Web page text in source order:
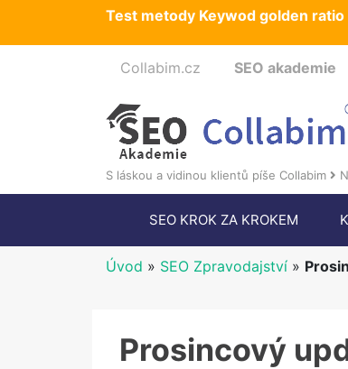
Test metody Keywod golden
Collabim.cz SEO akademie
S láskou a vidinou klientů píše Collabim
SEO KROK ZA KROKEM
Úvod » SEO Zpravodajství »
Prosincový